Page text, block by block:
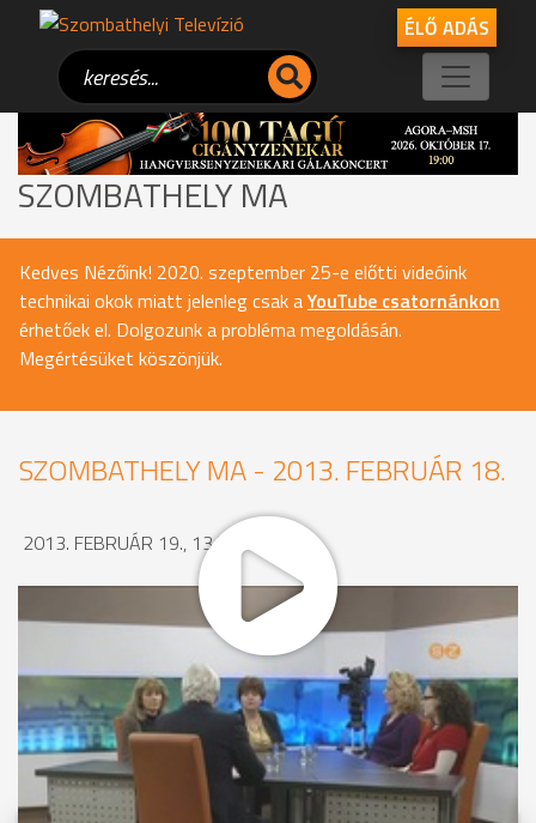
ÉLŐ ADÁS
SZOMBATHELY MA
Kedves Nézőink! 2020. szeptember 25-e előtti videóink
technikai okok miatt jelenleg csak aYouTube csatornánkon
érhetőek el. Dolgozunk a probléma megoldásán.
Megértésüket köszönjük.
SZOMBATHELY MA - 2013. FEBRUÁR 18.
2013. FEBRUÁR 19., 13:51